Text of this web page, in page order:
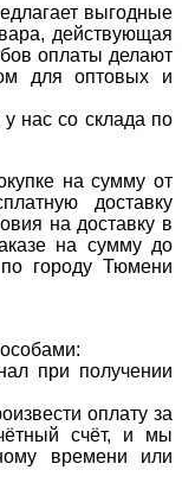
выгодные
действующая
оплаты делают
для оптовых и
нас со склада по
на сумму от
доставку
на доставку в
на сумму до
по городу Тюмени
при получении
оплату за
счёт, и мы
времени или